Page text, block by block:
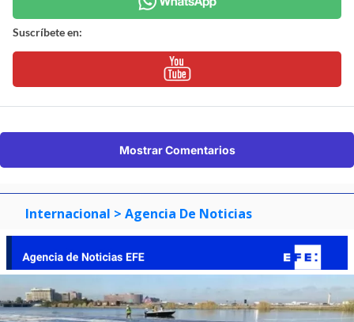
Suscríbete en:
Mostrar Comentarios
Internacional > Agencia De Noticias